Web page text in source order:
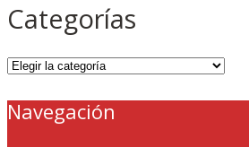
Categorías
Categorías
Navegación